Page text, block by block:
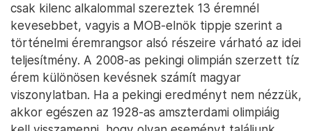
csak kilenc alkalommal szereztek 13 éremnél
kevesebbet, vagyis a MOB-elnök tippje szerint a
történelmi éremrangsor alsó részeire várható az idei
teljesítmény. A 2008-as pekingi olimpián szerzett tíz
érem különösen kevésnek számít magyar
viszonylatban. Ha a pekingi eredményt nem nézzük,
akkor egészen az 1928-as amszterdami olimpiáig